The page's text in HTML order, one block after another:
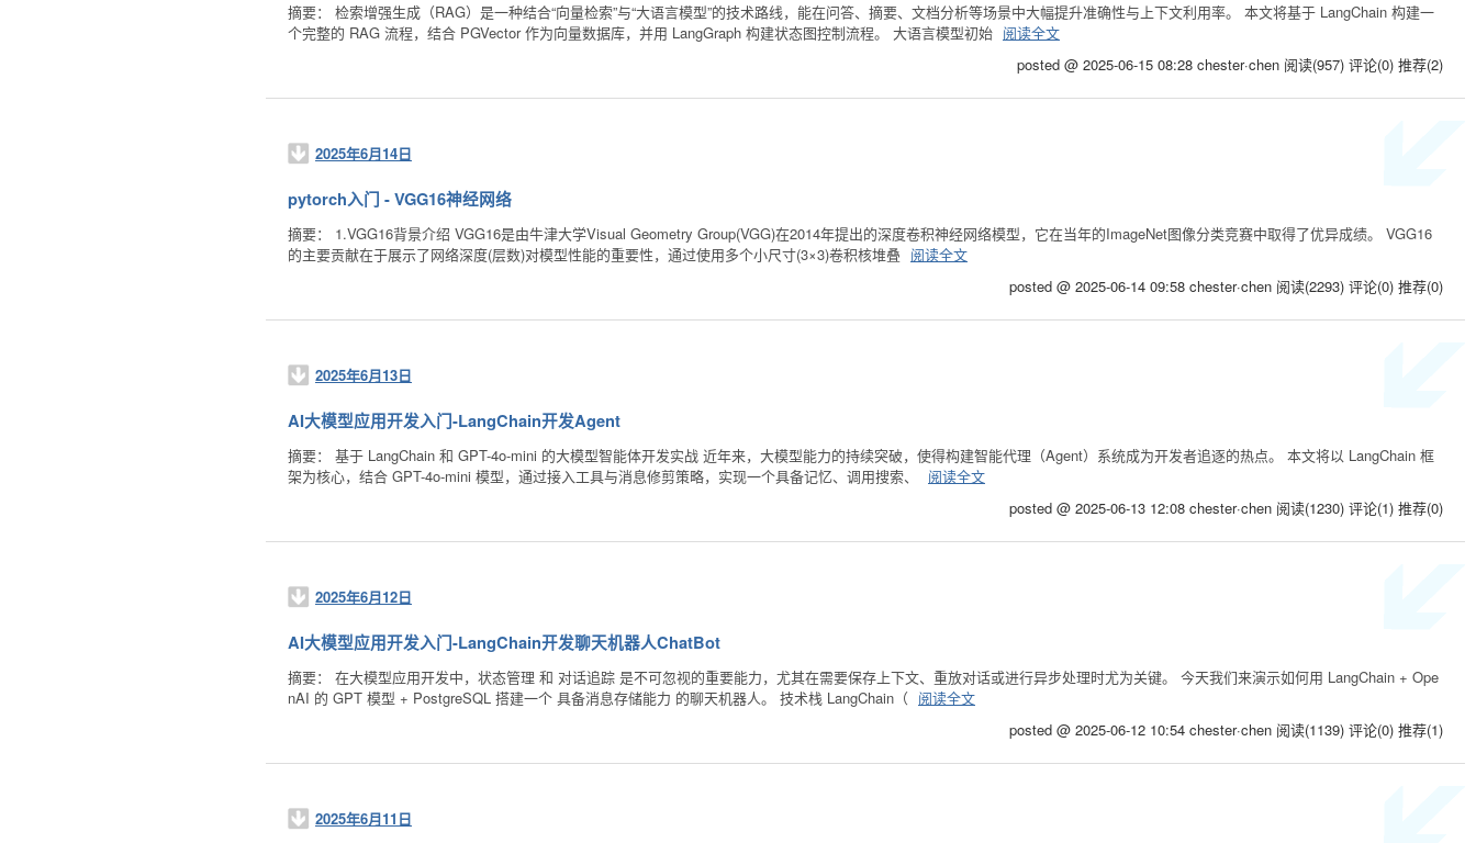
摘要： 检索增强生成（RAG）是一种结合“向量检索”与“大语言模型”的技术路线，能在问答、摘要、文档分析等场景中大幅提升准确性与上下文利用率。 本文将基于 LangChain 构建一
个完整的 RAG 流程，结合 PGVector 作为向量数据库，并用 LangGraph 构建状态图控制流程。 大语言模型初始 阅读全文
posted @ 2025-06-15 08:28 chester·chen 阅读(957) 评论(0) 推荐(2)
2025年6月14日
pytorch入门 - VGG16神经网络
摘要： 1.VGG16背景介绍 VGG16是由牛津大学Visual Geometry Group(VGG)在2014年提出的深度卷积神经网络模型，它在当年的ImageNet图像分类竞赛中取得了优异成绩。 VGG16
的主要贡献在于展示了网络深度(层数)对模型性能的重要性，通过使用多个小尺寸(3×3)卷积核堆叠 阅读全文
posted @ 2025-06-14 09:58 chester·chen 阅读(2293) 评论(0) 推荐(0)
2025年6月13日
AI大模型应用开发入门-LangChain开发Agent
摘要： 基于 LangChain 和 GPT-4o-mini 的大模型智能体开发实战 近年来，大模型能力的持续突破，使得构建智能代理（Agent）系统成为开发者追逐的热点。 本文将以 LangChain 框
架为核心，结合 GPT-4o-mini 模型，通过接入工具与消息修剪策略，实现一个具备记忆、调用搜索、
阅读全文
posted @ 2025-06-13 12:08 chester·chen 阅读(1230) 评论(1) 推荐(0)
2025年6月12日
AI大模型应用开发入门-LangChain开发聊天机器人ChatBot
摘要： 在大模型应用开发中，状态管理 和 对话追踪 是不可忽视的重要能力，尤其在需要保存上下文、重放对话或进行异步处理时尤为关键。 今天我们来演示如何用 LangChain + Ope
nAI 的 GPT 模型 + PostgreSQL 搭建一个 具备消息存储能力 的聊天机器人。 技术栈 LangChain（ 阅读全文
posted @ 2025-06-12 10:54 chester·chen 阅读(1139) 评论(0) 推荐(1)
2025年6月11日